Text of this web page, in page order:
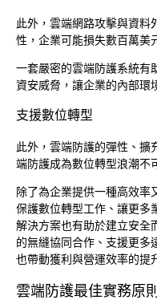
此外，雲端網路攻擊與資料
性，企業可能損失數百萬美
一套嚴密的雲端防護系統有
資安威脅，讓企業的內部環
支援數位轉型
此外，雲端防護的彈性、擴
端防護成為數位轉型浪潮不
除了為企業提供一種高效率
保護數位轉型工作、讓更多
解決方案也有助於建立安全
的無縫協同合作、支援更多
也帶動獲利與營運效率的提
雲端防護最佳實務原